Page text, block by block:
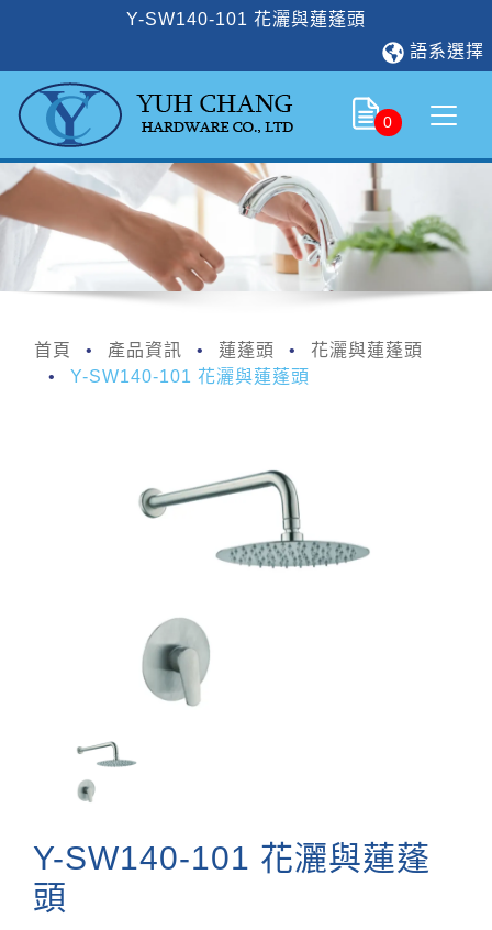
Y-SW140-101 花灑與蓮蓬頭
語系選擇
0
首頁 產品資訊 蓮蓬頭
花灑與蓮蓬頭
Y-SW140-101 花灑與蓮蓬頭
Y-SW140-101 花灑與蓮蓬
頭